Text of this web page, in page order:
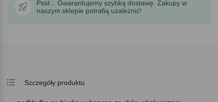
Psst... Gwarantujemy szybką dostawę. Zakupy w
naszym sklepie potrafią uzależnić!
Szczegóły produktu